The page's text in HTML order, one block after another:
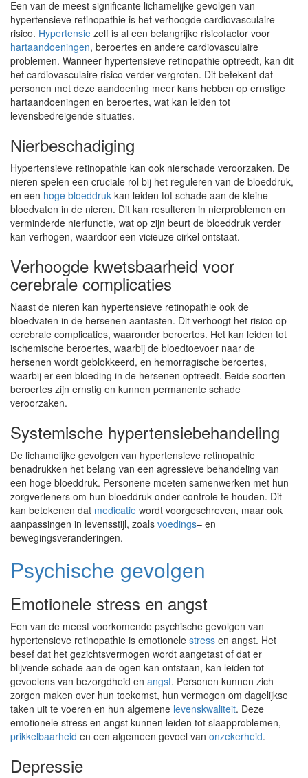
Een van de meest significante lichamelijke gevolgen van
hypertensieve retinopathie is het verhoogde cardiovasculaire
risico. Hypertensie zelf is al een belangrijke risicofactor voor
hartaandoeningen, beroertes en andere cardiovasculaire
problemen. Wanneer hypertensieve retinopathie optreedt, kan dit
het cardiovasculaire risico verder vergroten. Dit betekent dat
personen met deze aandoening meer kans hebben op ernstige
hartaandoeningen en beroertes, wat kan leiden tot
levensbedreigende situaties.
Nierbeschadiging
Hypertensieve retinopathie kan ook nierschade veroorzaken. De
nieren spelen een cruciale rol bij het reguleren van de bloeddruk,
en een hoge bloeddruk kan leiden tot schade aan de kleine
bloedvaten in de nieren. Dit kan resulteren in nierproblemen en
verminderde nierfunctie, wat op zijn beurt de bloeddruk verder
kan verhogen, waardoor een vicieuze cirkel ontstaat.
Verhoogde kwetsbaarheid voor
cerebrale complicaties
Naast de nieren kan hypertensieve retinopathie ook de
bloedvaten in de hersenen aantasten. Dit verhoogt het risico op
cerebrale complicaties, waaronder beroertes. Het kan leiden tot
ischemische beroertes, waarbij de bloedtoevoer naar de
hersenen wordt geblokkeerd, en hemorragische beroertes,
waarbij er een bloeding in de hersenen optreedt. Beide soorten
beroertes zijn ernstig en kunnen permanente schade
veroorzaken.
Systemische hypertensiebehandeling
De lichamelijke gevolgen van hypertensieve retinopathie
benadrukken het belang van een agressieve behandeling van
een hoge bloeddruk. Personene moeten samenwerken met hun
zorgverleners om hun bloeddruk onder controle te houden. Dit
kan betekenen dat medicatie wordt voorgeschreven, maar ook
aanpassingen in levensstijl, zoals voedings– en
bewegingsveranderingen.
Psychische gevolgen
Emotionele stress en angst
Een van de meest voorkomende psychische gevolgen van
hypertensieve retinopathie is emotionele stress en angst. Het
besef dat het gezichtsvermogen wordt aangetast of dat er
blijvende schade aan de ogen kan ontstaan, kan leiden tot
gevoelens van bezorgdheid en angst. Personen kunnen zich
zorgen maken over hun toekomst, hun vermogen om dagelijkse
taken uit te voeren en hun algemene levenskwaliteit. Deze
emotionele stress en angst kunnen leiden tot slaapproblemen,
prikkelbaarheid en een algemeen gevoel van onzekerheid.
Depressie